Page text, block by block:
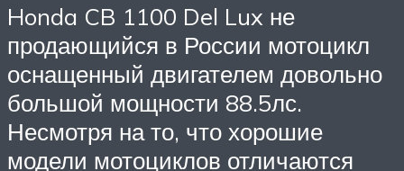
Honda CB 1100 Del Lux не
продающийся в России мотоцикл
оснащенный двигателем довольно
большой мощности 88.5лс.
Несмотря на то, что хорошие
модели мотоциклов отличаются